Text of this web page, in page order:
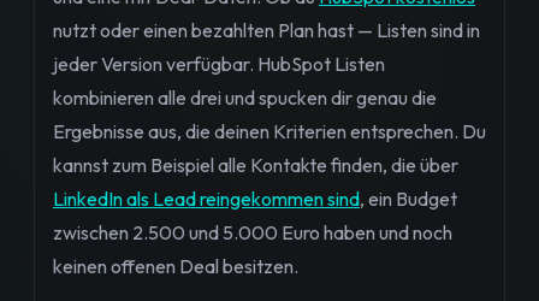
nutzt oder einen bezahlten Plan hast — Listen sind in
jeder Version verfügbar. HubSpot Listen
kombinieren alle drei und spucken dir genau die
Ergebnisse aus, die deinen Kriterien entsprechen. Du
kannst zum Beispiel alle Kontakte finden, die über
LinkedIn als Lead reingekommen sind, ein Budget
zwischen 2.500 und 5.000 Euro haben und noch
keinen offenen Deal besitzen.